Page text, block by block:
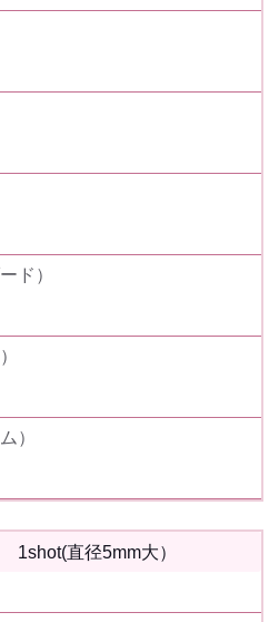
ド）
）
1shot(直径5mm大）